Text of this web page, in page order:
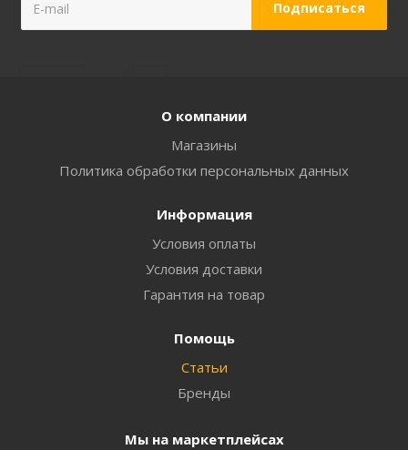
О компании
Магазины
Политика обработки персональных данных
Информация
Условия оплаты
Условия доставки
Гарантия на товар
Помощь
Статьи
Бренды
Мы на маркетплейсах